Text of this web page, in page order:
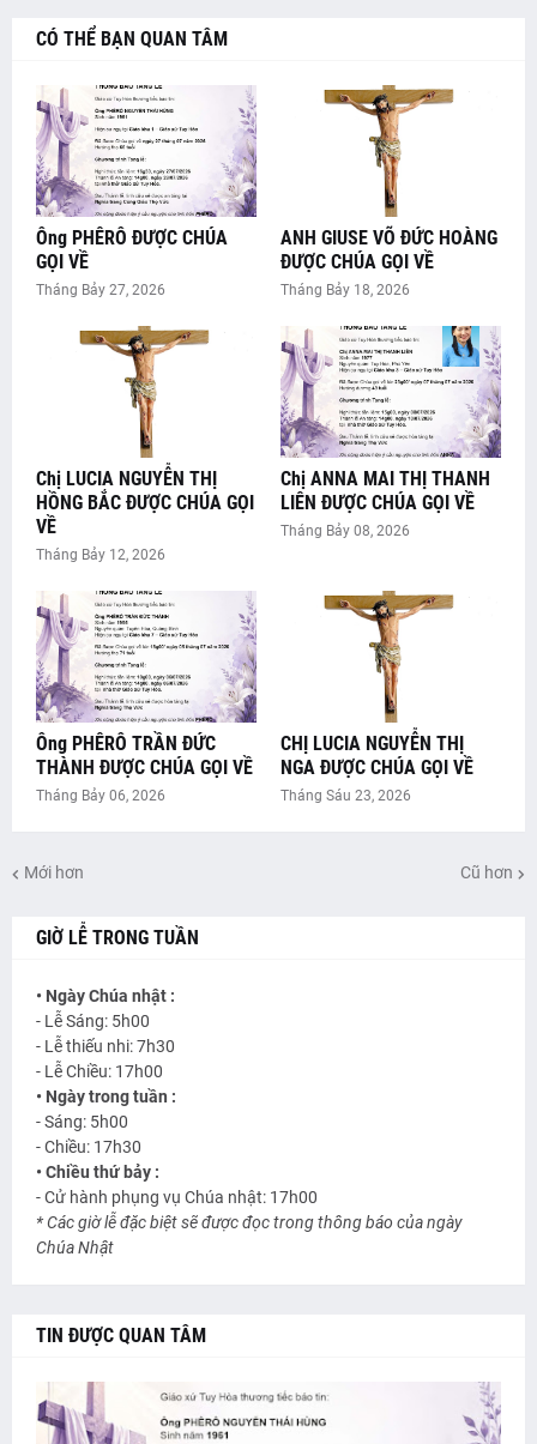
CÓ THỂ BẠN QUAN TÂM
Ông PHÊRÔ ĐƯỢC CHÚA
GỌI VỀ
Tháng Bảy 27, 2026
ANH GIUSE VÕ ĐỨC HOÀNG
ĐƯỢC CHÚA GỌI VỀ
Tháng Bảy 18, 2026
Chị LUCIA NGUYỄN THỊ
HỒNG BẮC ĐƯỢC CHÚA GỌI
VỀ
Tháng Bảy 12, 2026
Chị ANNA MAI THỊ THANH
LIÊN ĐƯỢC CHÚA GỌI VỀ
Tháng Bảy 08, 2026
Ông PHÊRÔ TRẦN ĐỨC
THÀNH ĐƯỢC CHÚA GỌI VỀ
Tháng Bảy 06, 2026
CHỊ LUCIA NGUYỄN THỊ
NGA ĐƯỢC CHÚA GỌI VỀ
Tháng Sáu 23, 2026
Mới hơn Cũ hơn
GIỜ LỄ TRONG TUẦN
• Ngày Chúa nhật :
- Lễ Sáng: 5h00
- Lễ thiếu nhi: 7h30
- Lễ Chiều: 17h00
• Ngày trong tuần :
- Sáng: 5h00
- Chiều: 17h30
• Chiều thứ bảy :
- Cử hành phụng vụ Chúa nhật: 17h00
* Các giờ lễ đặc biệt sẽ được đọc trong thông báo của ngày
Chúa Nhật
TIN ĐƯỢC QUAN TÂM